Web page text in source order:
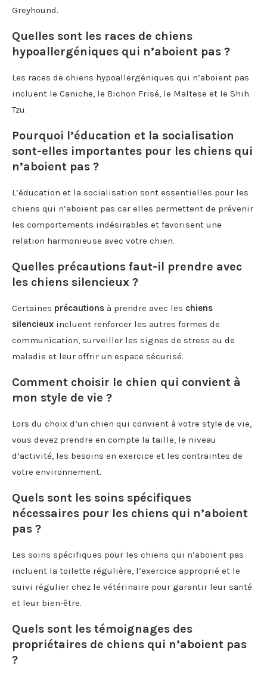
Greyhound.
Quelles sont les races de chiens
hypoallergéniques qui n’aboient pas ?
Les races de chiens hypoallergéniques qui n’aboient pas
incluent le Caniche, le Bichon Frisé, le Maltese et le Shih
Tzu.
Pourquoi l’éducation et la socialisation
sont-elles importantes pour les chiens qui
n’aboient pas ?
L’éducation et la socialisation sont essentielles pour les
chiens qui n’aboient pas car elles permettent de prévenir
les comportements indésirables et favorisent une
relation harmonieuse avec votre chien.
Quelles précautions faut-il prendre avec
les chiens silencieux ?
Certaines précautions à prendre avec les chiens
silencieux incluent renforcer les autres formes de
communication, surveiller les signes de stress ou de
maladie et leur offrir un espace sécurisé.
Comment choisir le chien qui convient à
mon style de vie ?
Lors du choix d’un chien qui convient à votre style de vie,
vous devez prendre en compte la taille, le niveau
d’activité, les besoins en exercice et les contraintes de
votre environnement.
Quels sont les soins spécifiques
nécessaires pour les chiens qui n’aboient
pas ?
Les soins spécifiques pour les chiens qui n’aboient pas
incluent la toilette régulière, l’exercice approprié et le
suivi régulier chez le vétérinaire pour garantir leur santé
et leur bien-être.
Quels sont les témoignages des
propriétaires de chiens qui n’aboient pas
?